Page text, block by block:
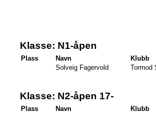
Klasse: N1-åpen
Plass Navn
Klubb
Solveig Fagervold
Tormod
Klasse: N2-åpen 17-
Plass Navn
Klubb